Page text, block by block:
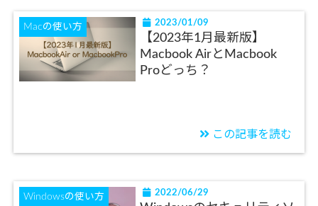
Macの使い方 2023/01/09
【2023年1月最新版】
Macbook AirとMacbook
Proどっち？
この記事を読む
Windowsの使い方 2022/06/29